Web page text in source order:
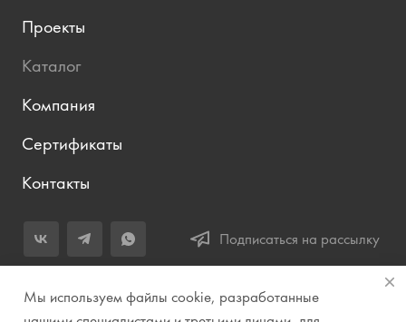
Проекты
Каталог
Компания
Сертификаты
Контакты
Подписаться на рассылку
+7 (343) 283-04-11
Заказать звонок
Мы используем файлы cookie, разработанные